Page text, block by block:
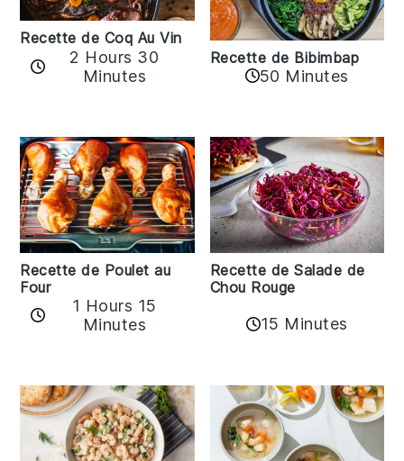
Recette de Coq Au Vin
2 Hours 30
Minutes
Recette de Bibimbap
50 Minutes
Recette de Poulet au
Four
1 Hours 15
Minutes
Recette de Salade de
Chou Rouge
15 Minutes